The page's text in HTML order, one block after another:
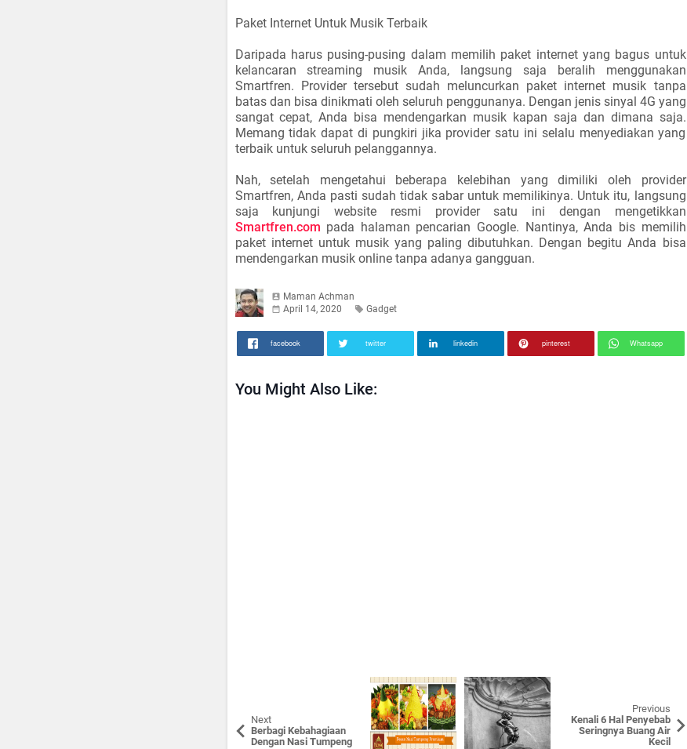
Paket Internet Untuk Musik Terbaik
Daripada harus pusing-pusing dalam memilih paket internet yang bagus untuk
kelancaran streaming musik Anda, langsung saja beralih menggunakan
Smartfren. Provider tersebut sudah meluncurkan paket internet musik tanpa
batas dan bisa dinikmati oleh seluruh penggunanya. Dengan jenis sinyal 4G yang
sangat cepat, Anda bisa mendengarkan musik kapan saja dan dimana saja.
Memang tidak dapat di pungkiri jika provider satu ini selalu menyediakan yang
terbaik untuk seluruh pelanggannya.
Nah, setelah mengetahui beberapa kelebihan yang dimiliki oleh provider
Smartfren, Anda pasti sudah tidak sabar untuk memilikinya. Untuk itu, langsung
saja kunjungi website resmi provider satu ini dengan mengetikkan
Smartfren.com pada halaman pencarian Google. Nantinya, Anda bis memilih
paket internet untuk musik yang paling dibutuhkan. Dengan begitu Anda bisa
mendengarkan musik online tanpa adanya gangguan.
Maman Achman
April 14, 2020
Gadget
facebook twitter linkedin pinterest Whatsapp
You Might Also Like:
Next
Berbagi Kebahagiaan
Dengan Nasi Tumpeng
Previous
Kenali 6 Hal Penyebab
Seringnya Buang Air
Kecil